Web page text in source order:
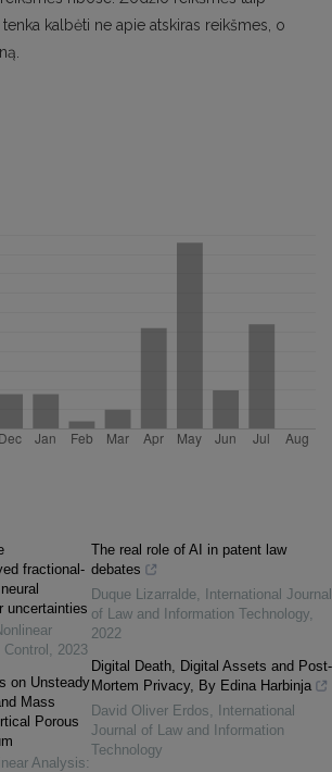
kalbėti ne apie atskiras reikšmes, o
fractional-
uncertainties
, 2023
on Unsteady
Mass
Porous
Analysis:
The real role of AI in patent law
debates
Duque Lizarralde,
International Journal
of Law and Information Technology,
2022
Digital Death, Digital Assets and Post-
Mortem Privacy, By Edina Harbinja
David Oliver Erdos,
International
Journal of Law and Information
Technology